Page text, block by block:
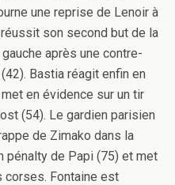
une reprise de Lenoir à
son second but de la
après une contre-
Bastia réagit enfin en
en évidence sur un tir
(54). Le gardien parisien
de Zimako dans la
pénalty de Papi (75) et met
corses. Fontaine est